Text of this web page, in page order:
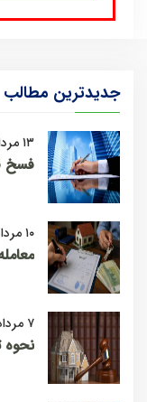
جدیدترین مطالب
۱۳ مرداد ۱۴۰۵
فسخ
۱۰ مرداد ۱۴۰۵
۷ مرداد ۱۴۰۵
نحوه